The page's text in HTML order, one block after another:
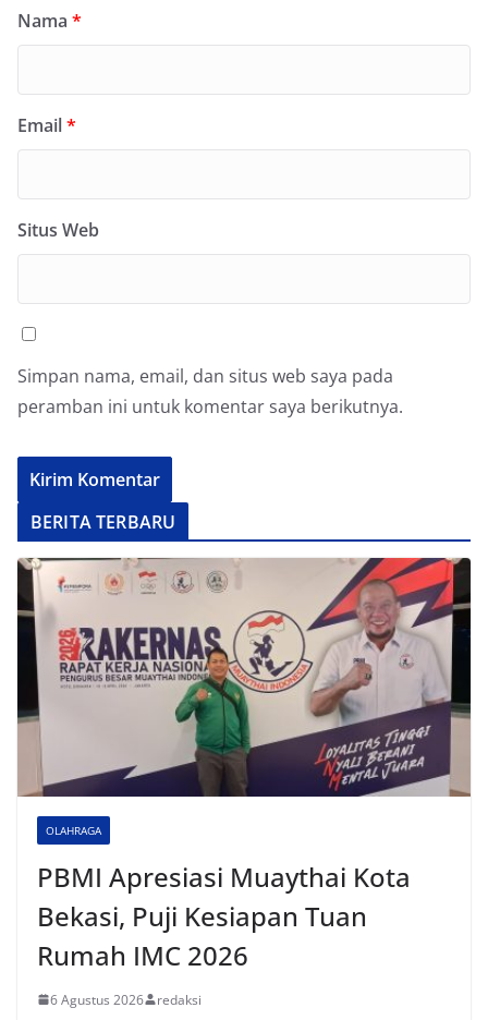
Nama *
Email*
Situs Web
Simpan nama, email, dan situs web saya pada
peramban ini untuk komentar saya berikutnya.
BERITA TERBARU
OLAHRAGA
PBMI Apresiasi Muaythai Kota
Bekasi, Puji Kesiapan Tuan
Rumah IMC 2026
6 Agustus 2026 redaksi